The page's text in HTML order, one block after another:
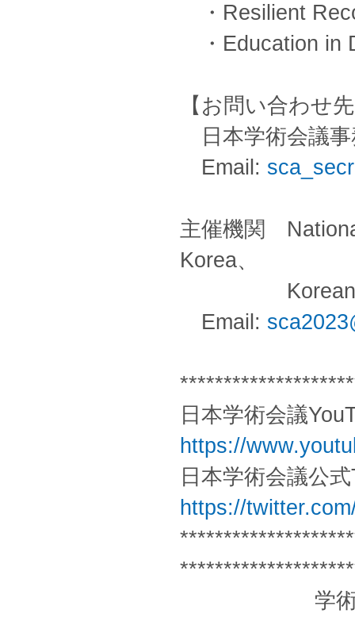
・Resilient
・Education in
【お問い合わせ
日本学術会議
Email:
主催機関
Korea、
Korean
Email:
日本学術会議
https://
日本学術会議公
https://
学術情報誌